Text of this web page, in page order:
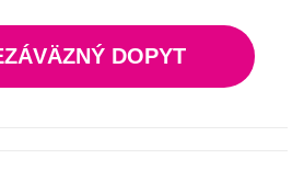
DOPYT